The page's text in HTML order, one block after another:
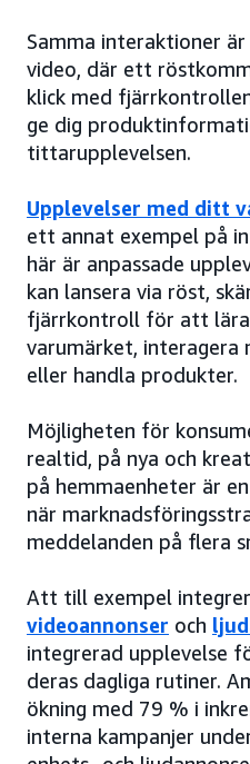
Samma interaktioner
video, där ett
klick med
ge dig
tittarupplevelsen.
Upplevelser med ditt
ett annat exempel på
här är anpassade
kan lansera via röst,
fjärrkontroll för att lära
varumärket, interagera
eller handla produkter.
Möjligheten för
realtid, på nya och
på hemmaenheter är
när
meddelanden på flera
Att till exempel
videoannonser och
integrerad upplevelse
deras dagliga rutiner.
ökning med 79 % i
interna kampanjer